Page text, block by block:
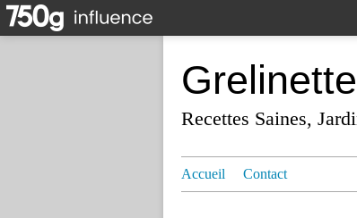
Recettes Saines,
Accueil Contact